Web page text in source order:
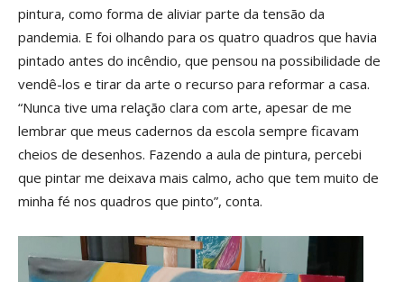
pintura, como forma de aliviar parte da tensão da
pandemia. E foi olhando para os quatro quadros que havia
pintado antes do incêndio, que pensou na possibilidade de
vendê-los e tirar da arte o recurso para reformar a casa.
“Nunca tive uma relação clara com arte, apesar de me
lembrar que meus cadernos da escola sempre ficavam
cheios de desenhos. Fazendo a aula de pintura, percebi
que pintar me deixava mais calmo, acho que tem muito de
minha fé nos quadros que pinto”, conta.